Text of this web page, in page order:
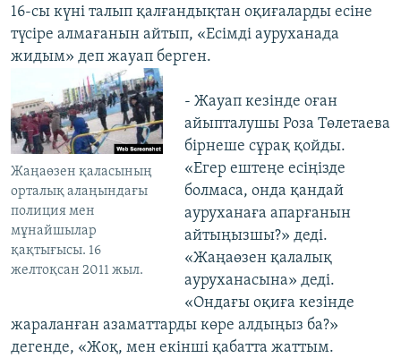
16-сы күні талып қалғандықтан оқиғаларды есіне
түсіре алмағанын айтып, «Есімді ауруханада
жидым» деп жауап берген.
Жаңаөзен қаласының
орталық алаңындағы
полиция мен
мұнайшылар
қақтығысы. 16
желтоқсан 2011 жыл.
- Жауап кезінде оған
айыпталушы Роза Төлетаева
бірнеше сұрақ қойды.
«Егер ештеңе есіңізде
болмаса, онда қандай
ауруханаға апарғанын
айтыңызшы?» деді.
«Жаңаөзен қалалық
ауруханасына» деді.
«Ондағы оқиға кезінде
жараланған азаматтарды көре алдыңыз ба?»
дегенде, «Жоқ, мен екінші қабатта жаттым.